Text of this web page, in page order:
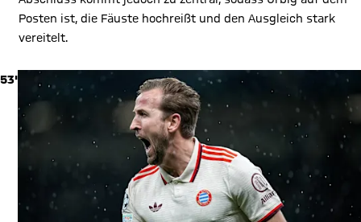
Posten ist, die Fäuste hochreißt und den Ausgleich stark
vereitelt.
53'